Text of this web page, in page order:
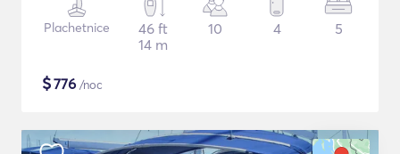
Plachetnice
46 ft
14 m
10 4 5
$776 /noc